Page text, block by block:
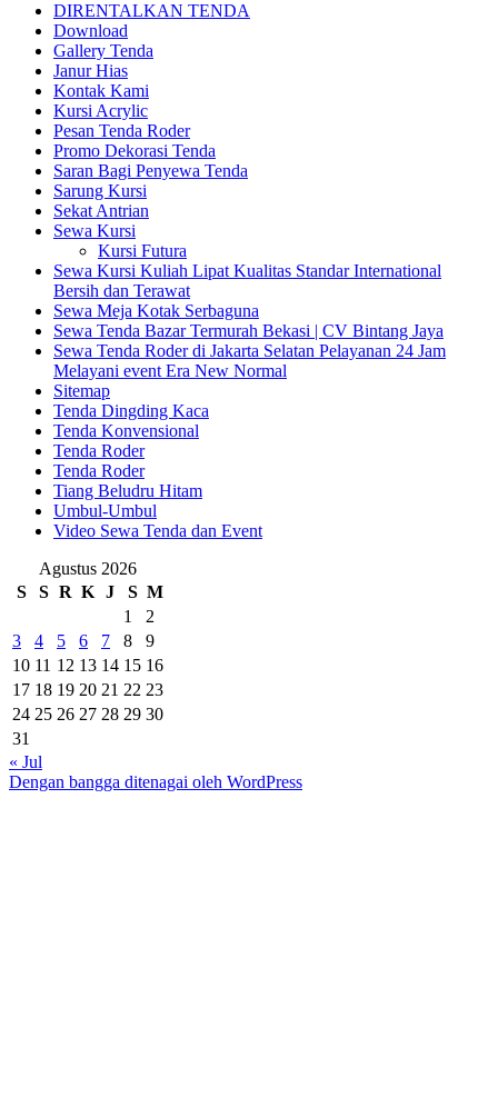
DIRENTALKAN TENDA
Download
Gallery Tenda
Janur Hias
Kontak Kami
Kursi Acrylic
Pesan Tenda Roder
Promo Dekorasi Tenda
Saran Bagi Penyewa Tenda
Sarung Kursi
Sekat Antrian
Sewa Kursi
Kursi Futura
Sewa Kursi Kuliah Lipat Kualitas Standar International
Bersih dan Terawat
Sewa Meja Kotak Serbaguna
Sewa Tenda Bazar Termurah Bekasi | CV Bintang Jaya
Sewa Tenda Roder di Jakarta Selatan Pelayanan 24 Jam
Melayani event Era New Normal
Sitemap
Tenda Dingding Kaca
Tenda Konvensional
Tenda Roder
Tenda Roder
Tiang Beludru Hitam
Umbul-Umbul
Video Sewa Tenda dan Event
Agustus 2026
S
S R K J S M
1
2
3
4 5 6 7 8
9
10 11 12 13 14 15 16
17 18 19 20 21 22 23
24 25 26 27 28 29 30
31
« Jul
Dengan bangga ditenagai oleh WordPress